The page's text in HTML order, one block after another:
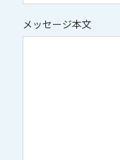
メッセージ本文